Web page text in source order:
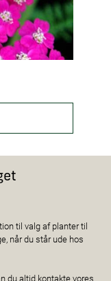
til valg af planter til
når du står ude hos
du altid kontakte vores